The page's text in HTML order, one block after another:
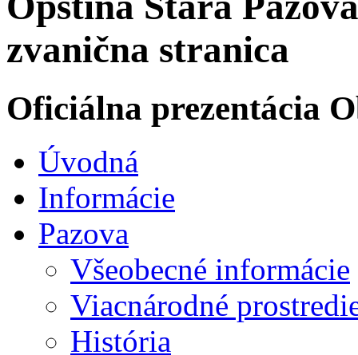
zvanična stranica
Oficiálna prezentácia
Úvodná
Informácie
Pazova
Všeobecné informácie
Viacnárodné
História